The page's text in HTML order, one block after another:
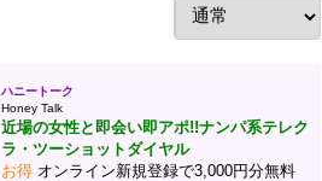
ハニートーク
Honey Talk
近場の女性と即会い即アポ!!ナンパ系テレク
ラ・ツーショットダイヤル
お得 オンライン新規登録で3,000円分無料